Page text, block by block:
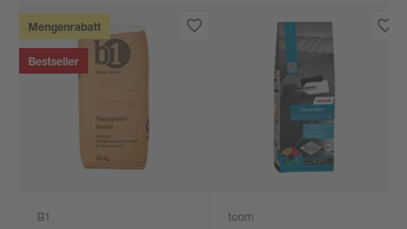
Mengenrabatt
Bestseller
B1 toom